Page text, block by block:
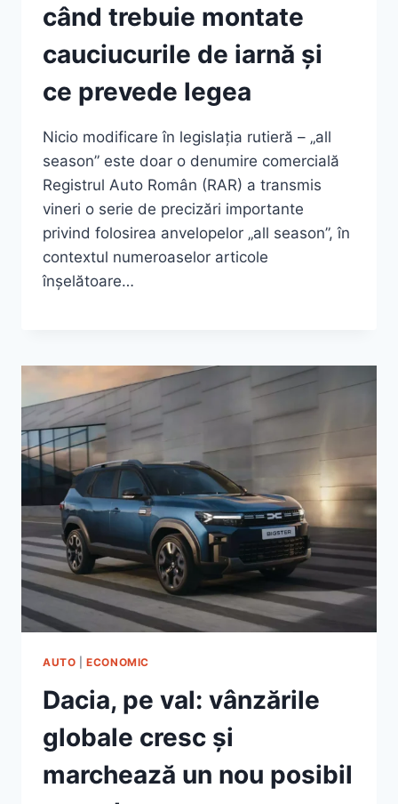
când trebuie montate
cauciucurile de iarnă și
ce prevede legea
Nicio modificare în legislația rutieră – „all
season” este doar o denumire comercială
Registrul Auto Român (RAR) a transmis
vineri o serie de precizări importante
privind folosirea anvelopelor „all season”, în
contextul numeroaselor articole
înșelătoare…
AUTO |ECONOMIC
Dacia, pe val: vânzările
globale cresc și
marchează un nou posibil